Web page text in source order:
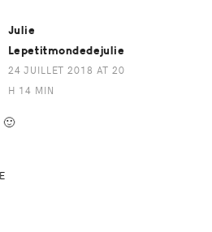
Julie
Lepetitmondedejulie
24 JUILLET 2018 AT 20
H 14 MIN
🙂